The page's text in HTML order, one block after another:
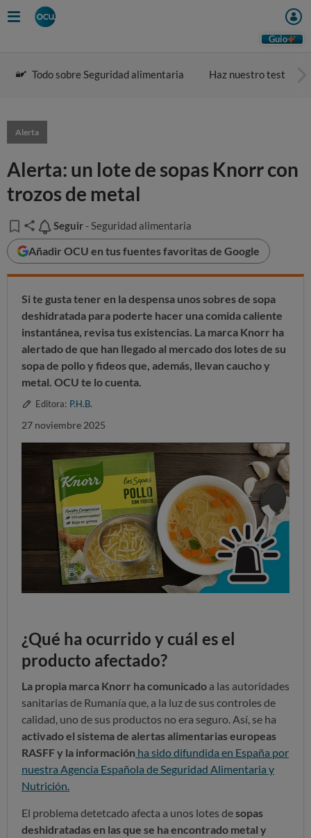
Guio
Todo sobre Seguridad alimentaria Haz nuestro test
Alerta
Alerta: un lote de sopas Knorr con
trozos de metal
Seguir
Seguir - Seguridad alimentaria
Añadir OCU en tus fuentes favoritas de Google
Si te gusta tener en la despensa unos sobres de sopa
deshidratada para poderte hacer una comida caliente
instantánea, revisa tus existencias. La marca Knorr ha
alertado de que han llegado al mercado dos lotes de su
sopa de pollo y fideos que, además, llevan caucho y
metal. OCU te lo cuenta.
Editora: P.H.B.
27 noviembre 2025
¿Qué ha ocurrido y cuál es el
producto afectado?
La propia marca Knorr ha comunicado a las autoridades
sanitarias de Rumanía que, a la luz de sus controles de
calidad, uno de sus productos no era seguro. Así, se ha
activado el sistema de alertas alimentarias europeas
RASFF y la información ha sido difundida en España por
nuestra Agencia Española de Seguridad Alimentaria y
Nutrición.
El problema detetcado afecta a unos lotes desopas
deshidratadas en las que se ha encontrado metal y